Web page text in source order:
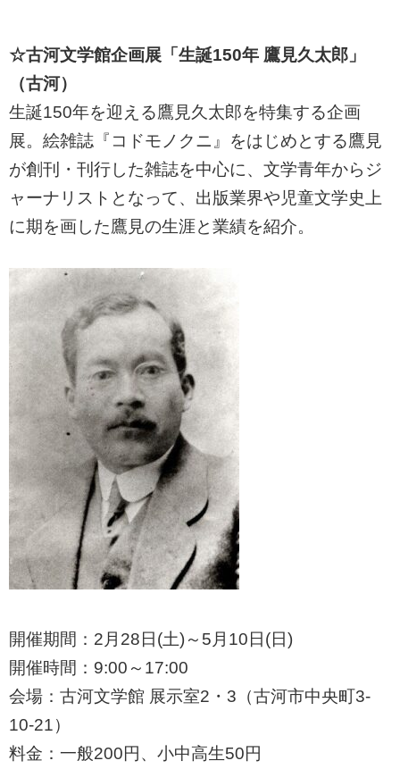
☆古河文学館企画展「生誕150年 鷹見久太郎」
（古河）
生誕150年を迎える鷹見久太郎を特集する企画
展。絵雑誌『コドモノクニ』をはじめとする鷹見
が創刊・刊行した雑誌を中心に、文学青年からジ
ャーナリストとなって、出版業界や児童文学史上
に期を画した鷹見の生涯と業績を紹介。
開催期間：2月28日(土)～5月10日(日)
開催時間：9:00～17:00
会場：古河文学館 展示室2・3（古河市中央町3-
10-21）
料金：一般200円、小中高生50円